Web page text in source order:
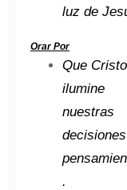
luz de
Orar Por
Que Cristo
ilumine
nuestras
.